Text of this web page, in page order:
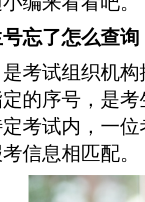
忘了怎么查询
考试组织机
的序号，是
考试内，一
信息相匹配。